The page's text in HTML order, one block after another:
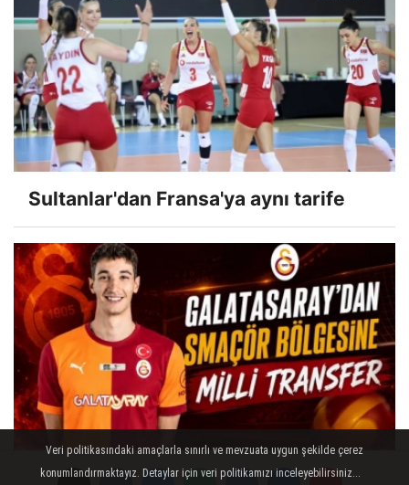
Sultanlar'dan Fransa'ya aynı tarife
Efe Mandıracı Galatasaray'da!
Veri politikasındaki amaçlarla sınırlı ve mevzuata uygun şekilde çerez
konumlandırmaktayız. Detaylar için veri politikamızı inceleyebilirsiniz...